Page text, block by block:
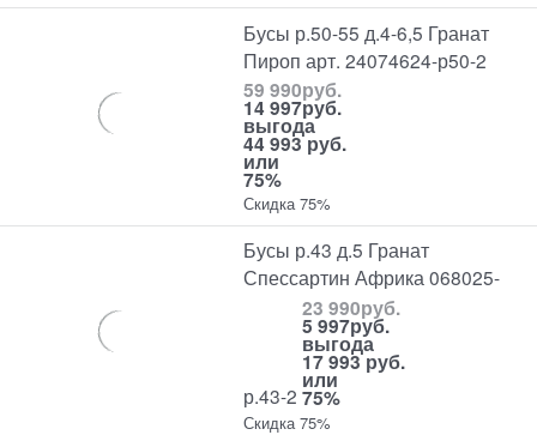
Бусы р.50-55 д.4-6,5 Гранат
Пироп арт. 24074624-р50-2
59 990руб.
14 997руб.
выгода
44 993 руб.
или
75%
Скидка 75%
Бусы р.43 д.5 Гранат
Спессартин Африка 068025-
р.43-2
23 990руб.
5 997руб.
выгода
17 993 руб.
или
75%
Скидка 75%